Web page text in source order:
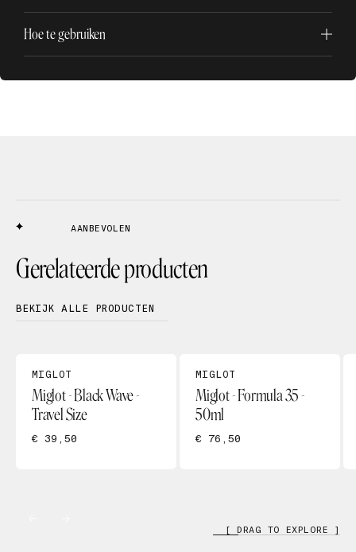
Hoe te gebruiken
AANBEVOLEN
Gerelateerde producten
BEKIJK ALLE PRODUCTEN
MIGLOT
Miglot - Black Wave -
Travel Size
€ 39,50
MIGLOT
Miglot - Formula 35 -
50ml
€ 76,50
[ DRAG TO EXPLORE ]